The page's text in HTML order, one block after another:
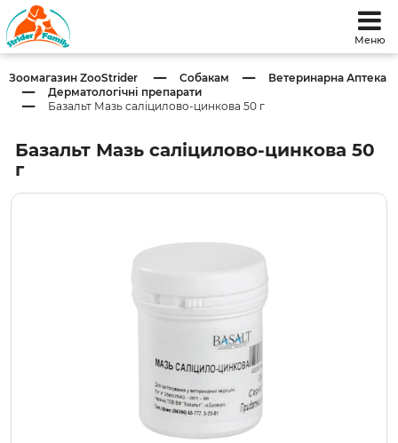
Меню
Зоомагазин ZooStrider Собакам
Ветеринарна Аптека
Дерматологічні препарати
Базальт Мазь саліцилово-цинкова 50 г
Базальт Мазь саліцилово-цинкова 50
г